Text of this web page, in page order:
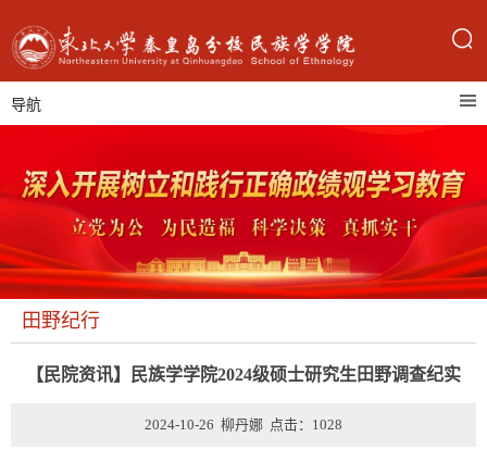
导航
田野纪行
【民院资讯】民族学学院2024级硕士研究生田野调查纪实
2024-10-26 柳丹娜 点击： 1028